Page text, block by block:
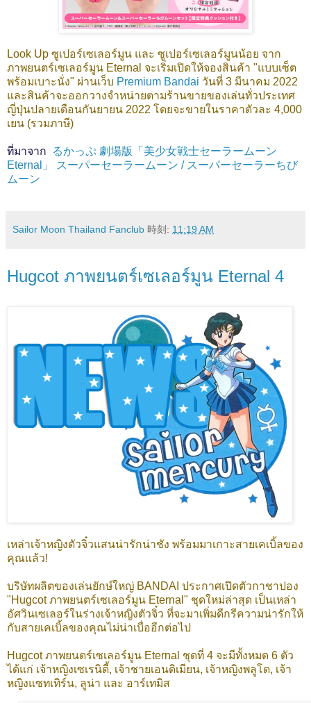
Look Up ซูเปอร์เซเลอร์มูน และ ซูเปอร์เซเลอร์มูนน้อย จาก
ภาพยนตร์เซเลอร์มูน Eternal จะเริ่มเปิดให้จองสินค้า "แบบเซ็ต
พร้อมเบาะนั่ง" ผ่านเว็บ Premium Bandai วันที่ 3 มีนาคม 2022
และสินค้าจะออกวางจำหน่ายตามร้านขายของเล่นทั่วประเทศ
ญี่ปุ่นปลายเดือนกันยายน 2022 โดยจะขายในราคาตัวละ 4,000
เยน (รวมภาษี)
ที่มาจาก
るかっぷ 劇場版「美少女戦士セーラームーン
Eternal」 スーパーセーラームーン / スーパーセーラーちび
ムーン
Sailor Moon Thailand Fanclub 時刻: 11:19 AM
Hugcot ภาพยนตร์เซเลอร์มูน Eternal 4
เหล่าเจ้าหญิงตัวจิ๋วแสนน่ารักน่าชัง พร้อมมาเกาะสายเคเบิ้ลของ
คุณแล้ว!
บริษัทผลิตของเล่นยักษ์ใหญ่ BANDAI ประกาศเปิดตัวกาชาปอง
"Hugcot ภาพยนตร์เซเลอร์มูน Eternal" ชุดใหม่ล่าสุด เป็นเหล่า
อัศวินเซเลอร์ในร่างเจ้าหญิงตัวจิ๋ว ที่จะมาเพิ่มดีกรีความน่ารักให้
กับสายเคเบิ้ลของคุณไม่น่าเบื่ออีกต่อไป
Hugcot ภาพยนตร์เซเลอร์มูน Eternal ชุดที่ 4 จะมีทั้งหมด 6 ตัว
ได้แก่ เจ้าหญิงเซเรนิตี้, เจ้าชายเอนดิเมียน, เจ้าหญิงพลูโต, เจ้า
หญิงแซทเทิร์น, ลูน่า และ อาร์เทมิส